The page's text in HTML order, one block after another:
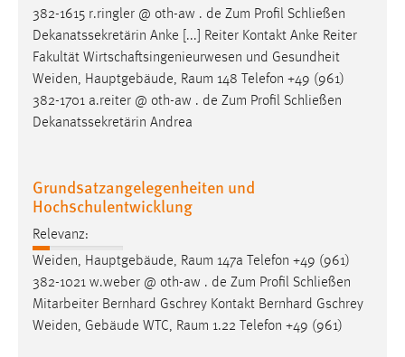
382-1615 r.ringler @ oth-aw . de Zum Profil Schließen
Dekanatssekretärin Anke [...] Reiter Kontakt Anke Reiter
Fakultät Wirtschaftsingenieurwesen und Gesundheit
Weiden, Hauptgebäude, Raum 148 Telefon +49 (961)
382-1701 a.reiter @ oth-aw . de Zum Profil Schließen
Dekanatssekretärin Andrea
Grundsatzangelegenheiten und
Hochschulentwicklung
Relevanz:
Weiden, Hauptgebäude, Raum 147a Telefon +49 (961)
382-1021 w.weber @ oth-aw . de Zum Profil Schließen
Mitarbeiter Bernhard Gschrey Kontakt Bernhard Gschrey
Weiden, Gebäude WTC, Raum 1.22 Telefon +49 (961)